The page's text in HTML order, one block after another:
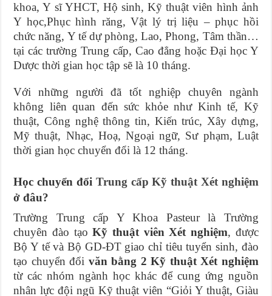
khoa, Y sĩ YHCT, Hộ sinh, Kỹ thuật viên hình ảnh
Y học,Phục hình răng, Vật lý trị liệu – phục hồi
chức năng, Y tế dự phòng, Lao, Phong, Tâm thần…
tại các trường Trung cấp, Cao đẳng hoặc Đại học Y
Dược thời gian học tập sẽ là 10 tháng.
Với những người đã tốt nghiệp chuyên ngành
không liên quan đến sức khỏe như Kinh tế, Kỹ
thuật, Công nghệ thông tin, Kiến trúc, Xây dựng,
Mỹ thuật, Nhạc, Hoạ, Ngoại ngữ, Sư phạm, Luật
thời gian học chuyển đổi là 12 tháng.
Học chuyển đổi Trung cấp Kỹ thuật Xét nghiệm
ở đâu?
Trường Trung cấp Y Khoa Pasteur là Trường
chuyên đào tạoKỹ thuật viên Xét nghiệm, được
Bộ Y tế và Bộ GD-ĐT giao chỉ tiêu tuyển sinh, đào
tạo chuyển đổi văn bằng 2 Kỹ thuật Xét nghiệm
từ các nhóm ngành học khác để cung ứng nguồn
nhân lực đội ngũ Kỹ thuật viên “Giỏi Y thuật, Giàu